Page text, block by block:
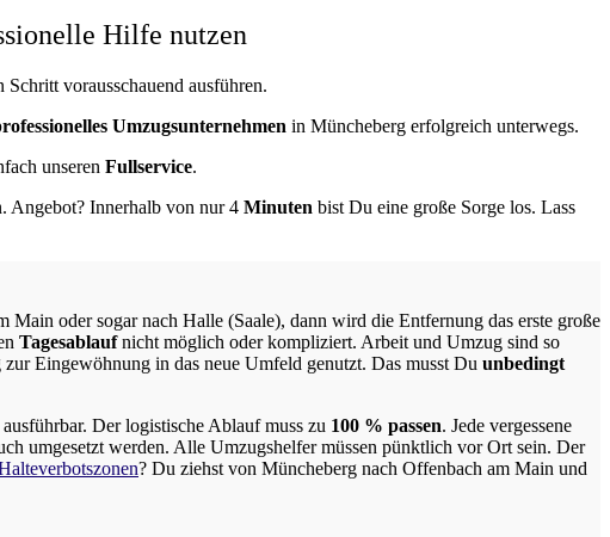
Hilfe nutzen
vorausschauend ausführen.
Umzugsunternehmen in Müncheberg erfolgreich unterwegs.
unseren Fullservice.
Angebot? Innerhalb von nur 4 Minuten bist Du eine große Sorge los. Lass
oder sogar nach Halle (Saale), dann wird die Entfernung das erste große
Tagesablaufnicht möglich oder kompliziert. Arbeit und Umzug sind so
Eingewöhnung in das neue Umfeld genutzt. Das musst Du unbedingt
Der logistische Ablauf muss zu 100 % passen. Jede vergessene
umgesetzt werden. Alle Umzugshelfer müssen pünktlich vor Ort sein. Der
? Du ziehst von Müncheberg nach Offenbach am Main und